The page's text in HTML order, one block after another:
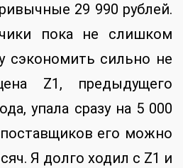
29 990 рублей.
пока не слишком
сэкономить сильно не
Z1, предыдущего
упала сразу на 5 000
его можно
Я долго ходил с Z1 и